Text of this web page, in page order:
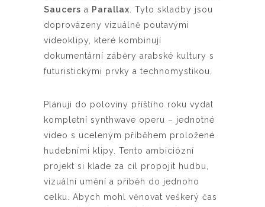
Saucers a Parallax . Tyto skladby jsou
doprovázeny vizuálně poutavými
videoklipy, které kombinují
dokumentární záběry arabské kultury s
futuristickými prvky a technomystikou.
Plánuji do poloviny příštího roku vydat
kompletní synthwave operu – jednotné
video s uceleným příběhem proložené
hudebními klipy. Tento ambiciózní
projekt si klade za cíl propojit hudbu,
vizuální umění a příběh do jednoho
celku. Abych mohl věnovat veškerý čas